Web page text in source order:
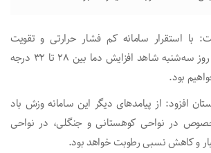
با استقرار سامانه کم فشار حرارتی و تقویت
جریانات گرم جنوبی از روز سه‌شنبه شاهد افزایش دما بین ۲۸ تا ۳۲ درجه
بود.
افزود: از پیامد‌های دیگر این سامانه وزش باد
در نواحی کوهستانی و جنگلی، در نواحی
و کاهش نسبی رطوبت خواهد بود.